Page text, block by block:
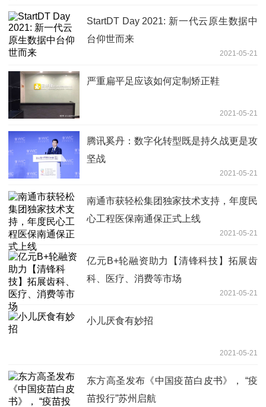
StartDT Day 2021: 新一代云原生数据中
台仰世而来
2021-05-21
严重扁平足应该如何定制矫正鞋
2021-05-21
腾讯奚丹：数字化转型既是持久战更是攻
坚战
2021-05-21
南通市获轻松集团独家技术支持，年度民
心工程医保南通保正式上线
2021-05-21
亿元B+轮融资助力【清锋科技】拓展齿
科、医疗、消费等市场
2021-05-21
小儿厌食有妙招
2021-05-21
东方高圣发布《中国疫苗白皮书》， “疫
苗投行”苏州启航